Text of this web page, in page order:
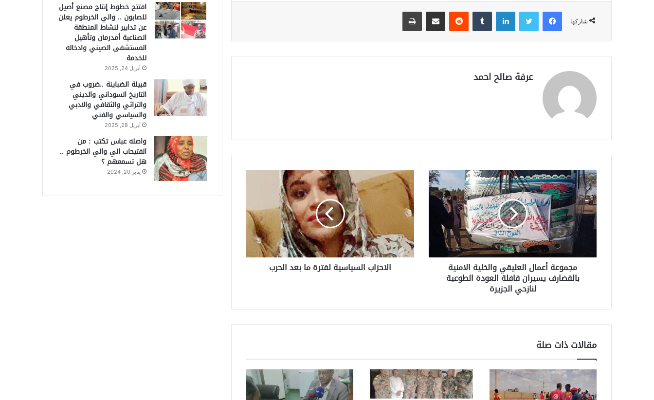
شاركها
فيسبوك لينكدإن
عرفة صالح احمد
مجموعة أعمال العليقي والخلية الامنية
بالقضارف يسيران قافلة العودة الطوعية
لنازحي الجزيرة
الاحزاب السياسية لفترة ما بعد الحرب
مقالات ذات صلة
افتتح خطوط إنتاج مصنع أصيل
للصابون .. والي الخرطوم يعلن
عن تدابير لنشاط المنطقة
الصناعية أمدرمان وتأهيل
المستشفى الصيني وادخاله
للخدمة
أبريل 24, 2025
قبيلة الضباينة ..ضروب في
التاريخ السوداني والديني
والتراثي والثقافي والادبي
والسياسي والفني
أبريل 28, 2025
واصله عباس تكتب : من
الفتيحاب الي والي الخرطوم ..
هل تسمعهم ؟
يناير 20, 2024